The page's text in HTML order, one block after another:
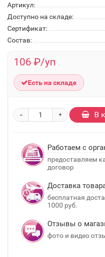
Артикул:
Доступно на складе:
Сертификат:
Состав:
106 ₽/уп
Есть на складе
+
- В
Работаем с
предоставляем
договор
Доставка
бесплатная
1000 руб.
Отзывы о
фото и видео